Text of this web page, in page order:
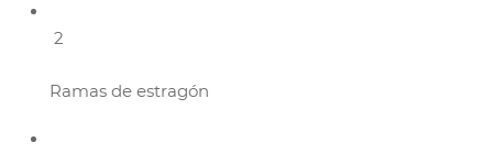
2
Ramas de estragón